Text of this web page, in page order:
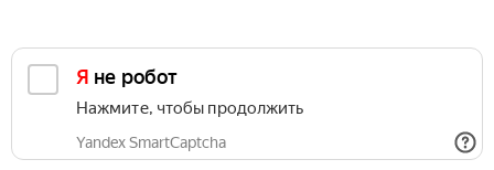
Я не робот
Нажмите, чтобы продолжить
Yandex SmartCaptcha